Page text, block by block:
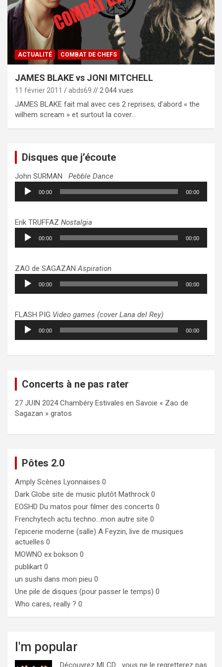
ACTUALITÉ COMBAT DE CHEFS
JAMES BLAKE vs JONI MITCHELL
11 février 2011 abds69 // 2 044 vues
JAMES BLAKE fait mal avec ces 2 reprises; d’abord « the
wilhem scream » et surtout la cover…
Disques que j’écoute
John SURMAN Pebble Dance
Lecteur
audio
00:00 00:00
Erik TRUFFAZ Nostalgia
Lecteur
audio
00:00 00:00
ZAO de SAGAZANAspiration
Lecteur
audio
00:00 00:00
FLASH PIG Video games (cover Lana del Rey)
Lecteur
audio
00:00 00:00
Concerts à ne pas rater
27 JUIN 2024 Chambéry Estivales en Savoie « Zao de
Sagazan » gratos
Pôtes 2.0
Amply Scènes Lyonnaises 0
Dark Globe site de music plutôt Mathrock 0
EOSHD Du matos pour filmer des concerts 0
Frenchytech actu techno…mon autre site 0
l'epicerie moderne (salle) A Feyzin, live de musiques
actuelles 0
MOWNO ex bokson 0
publikart 0
un sushi dans mon pieu 0
Une pile de disques (pour passer le temps) 0
Who cares, really ? 0
I'm popular
Découvrez MLCD… vous ne le regretterez pas